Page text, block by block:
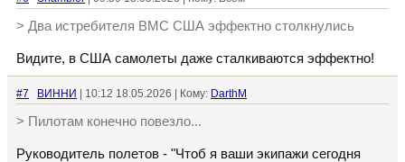
> Два истребителя ВМС США эффектно столкнулись
Видите, в США самолеты даже сталкиваются эффектно!
#7 ВИННИ | 10:12 18.05.2026 | Кому: DarthM
> Пилотам конечно повезло...
Руководитель полетов - "Чтоб я ваши экипажи сегодня